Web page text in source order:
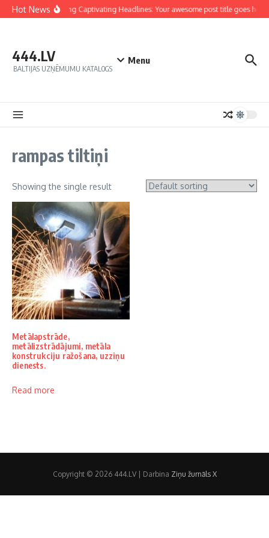
Hot NewsCrafting Captivating Headlines: Your awesome post title goes here
444.LV
BALTIJAS UZŅĒMUMU KATALOGS
Menu
rampas tiltiņi
Showing the single result
Metālapstrāde,
metālizstrādājumi, metāla
konstrukciju ražošana, uzziņu
dienests.
Read more
Copyright © 2026 444.LV | Darbina Ziņu žurnāls X